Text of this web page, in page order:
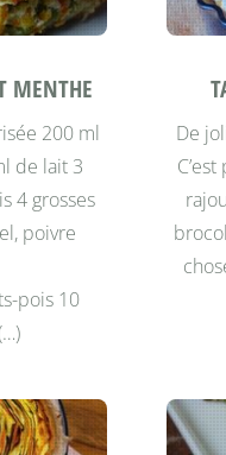
MENTHE
200 ml
de lait 3
4 grosses
poivre
pois 10
De